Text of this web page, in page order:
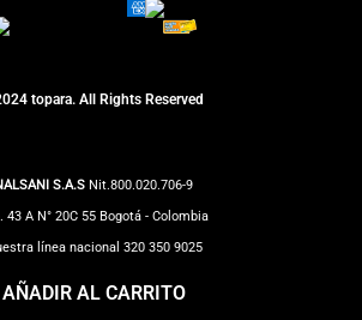
AÑADIR AL CARRITO
topara. All Rights Reserved
S.A.S Nit.800.020.706-9
43 A N° 20C 55 Bogotá - Colombia
línea nacional 320 350 9025
judiciales: